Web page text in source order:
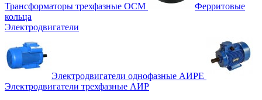
Трансформаторы трехфазные ОСМ
Ферритовые
кольца
Электродвигатели
Электродвигатели однофазные АИРЕ
Электродвигатели трехфазные АИР